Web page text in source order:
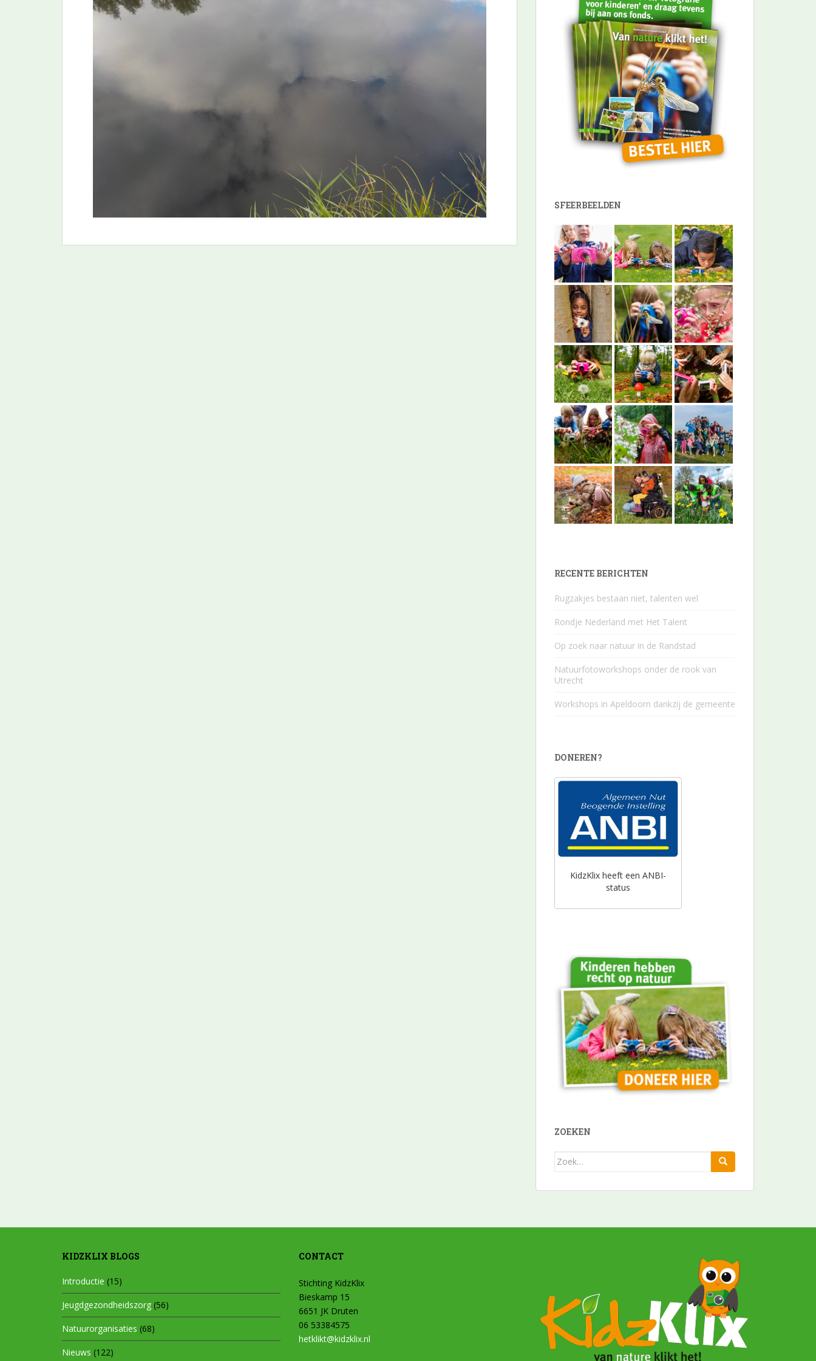
SFEERBEELDEN
RECENTE BERICHTEN
Rugzakjes bestaan niet, talenten wel
Rondje Nederland met Het Talent
Op zoek naar natuur in de Randstad
Natuurfotoworkshops onder de rook van
Utrecht
Workshops in Apeldoorn dankzij de gemeente
DONEREN?
KidzKlix heeft een ANBI-
status
ZOEKEN
Zoek
KIDZKLIX BLOGS
Introductie (15)
Jeugdgezondheidszorg (56)
Natuurorganisaties (68)
Nieuws (122)
CONTACT
Stichting KidzKlix
Bieskamp 15
6651 JK Druten
06 53384575
hetklikt@kidzklix.nl